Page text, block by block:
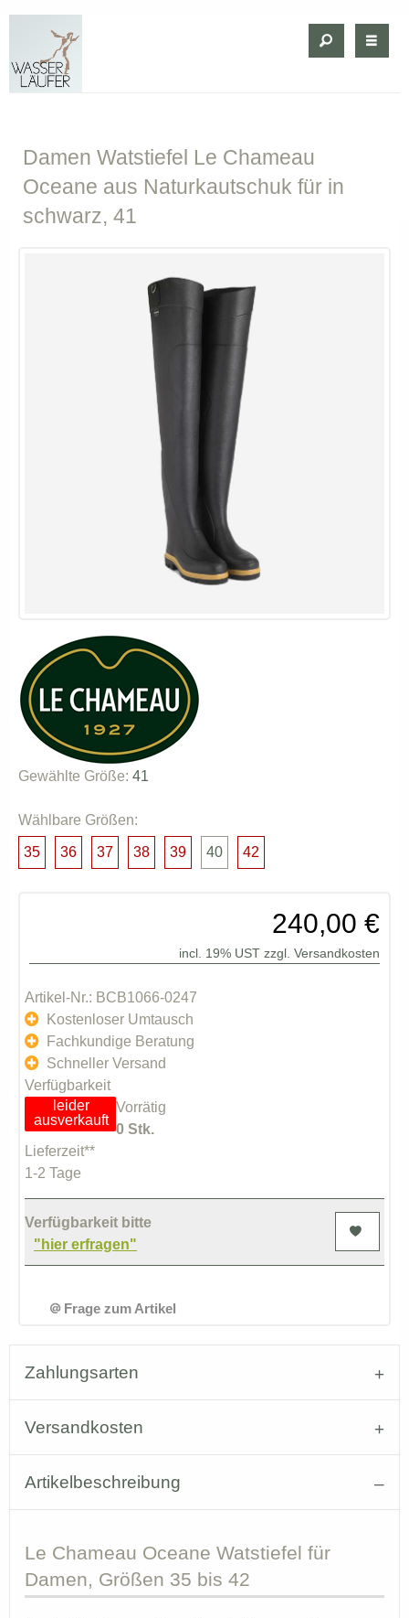
Damen Watstiefel Le Chameau
Oceane aus Naturkautschuk für in
schwarz, 41
Gewählte Größe: 41
Wählbare Größen:
35 36 37 38 39 40 42
240,00 €
incl. 19% UST zzgl. Versandkosten
Artikel-Nr.: BCB1066-0247
Kostenloser Umtausch
Fachkundige Beratung
Schneller Versand
Verfügbarkeit
leider
ausverkauft
Vorrätig
0 Stk.
Lieferzeit**
1-2 Tage
Verfügbarkeit bitte
"hier erfragen"
Frage zum Artikel
Zahlungsarten
Versandkosten
Artikelbeschreibung
Le Chameau Oceane Watstiefel für
Damen, Größen 35 bis 42